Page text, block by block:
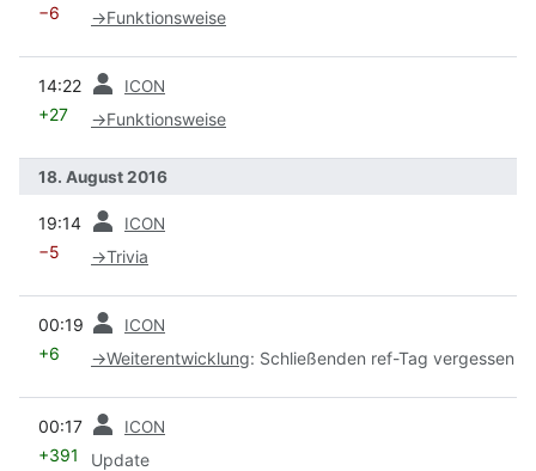
−6 →Funktionsweise
14:22 ICON
+27 →Funktionsweise
18. August 2016
19:14 ICON
−5 →Trivia
00:19 ICON
+6 →Weiterentwicklung: Schließenden ref-Tag vergessen
00:17 ICON
+391 Update